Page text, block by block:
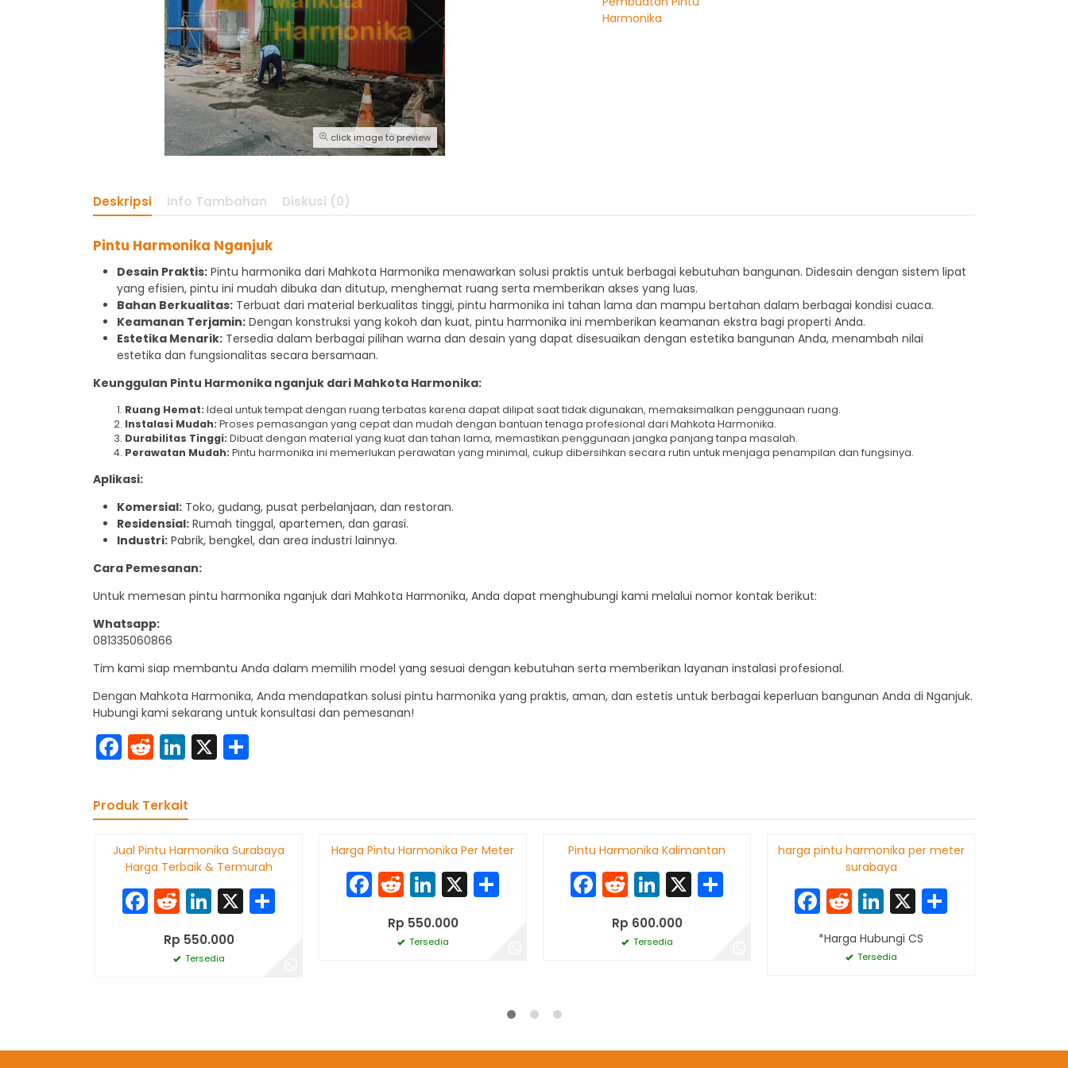
click image to preview
Harmonika
Deskripsi Info Tambahan Diskusi (0)
Pintu Harmonika Nganjuk
Desain Praktis: Pintu harmonika dari Mahkota Harmonika menawarkan solusi praktis untuk berbagai kebutuhan bangunan. Didesain dengan sistem lipat
yang efisien, pintu ini mudah dibuka dan ditutup, menghemat ruang serta memberikan akses yang luas.
Bahan Berkualitas: Terbuat dari material berkualitas tinggi, pintu harmonika ini tahan lama dan mampu bertahan dalam berbagai kondisi cuaca.
Keamanan Terjamin: Dengan konstruksi yang kokoh dan kuat, pintu harmonika ini memberikan keamanan ekstra bagi properti Anda.
Estetika Menarik: Tersedia dalam berbagai pilihan warna dan desain yang dapat disesuaikan dengan estetika bangunan Anda, menambah nilai
estetika dan fungsionalitas secara bersamaan.
Keunggulan Pintu Harmonika nganjuk dari Mahkota Harmonika:
Ruang Hemat: Ideal untuk tempat dengan ruang terbatas karena dapat dilipat saat tidak digunakan, memaksimalkan penggunaan ruang.
Instalasi Mudah: Proses pemasangan yang cepat dan mudah dengan bantuan tenaga profesional dari Mahkota Harmonika.
Durabilitas Tinggi: Dibuat dengan material yang kuat dan tahan lama, memastikan penggunaan jangka panjang tanpa masalah.
Perawatan Mudah: Pintu harmonika ini memerlukan perawatan yang minimal, cukup dibersihkan secara rutin untuk menjaga penampilan dan fungsinya.
Aplikasi:
Komersial: Toko, gudang, pusat perbelanjaan, dan restoran.
Residensial: Rumah tinggal, apartemen, dan garasi.
Industri: Pabrik, bengkel, dan area industri lainnya.
Cara Pemesanan:
Untuk memesan pintu harmonika nganjuk dari Mahkota Harmonika, Anda dapat menghubungi kami melalui nomor kontak berikut:
Whatsapp:
081335060866
Tim kami siap membantu Anda dalam memilih model yang sesuai dengan kebutuhan serta memberikan layanan instalasi profesional.
Dengan Mahkota Harmonika, Anda mendapatkan solusi pintu harmonika yang praktis, aman, dan estetis untuk berbagai keperluan bangunan Anda di Nganjuk.
Hubungi kami sekarang untuk konsultasi dan pemesanan!
Facebook
Reddit
LinkedIn
X
Produk Terkait
Jual Pintu Harmonika Surabaya
Harga Terbaik & Termurah
Facebook
Reddit
LinkedIn
X
Rp 550.000
Tersedia
Harga Pintu Harmonika Per Meter
Facebook
Reddit
LinkedIn
X
Rp 550.000
Tersedia
Pintu Harmonika Kalimantan
Facebook
Reddit
LinkedIn
X
Rp 600.000
Tersedia
harga pintu harmonika per meter
surabaya
Facebook
Reddit
LinkedIn
X
*Harga Hubungi CS
Tersedia